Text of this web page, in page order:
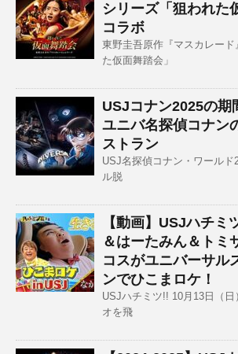
シリーズ「狙われた
コラボ
東野圭吾原作『マスカレー
た仮面舞踏会」
USJコナン2025の期
ユニバ名探偵コナン
ストラン
USJ名探偵コナン・ワールド
ル脱
【動画】USJハチミ
＆はーたみん＆トミ
コスがユニバーサル
ンでひこまロケ！
USJハチミツ!! 10月13日（
オを飛